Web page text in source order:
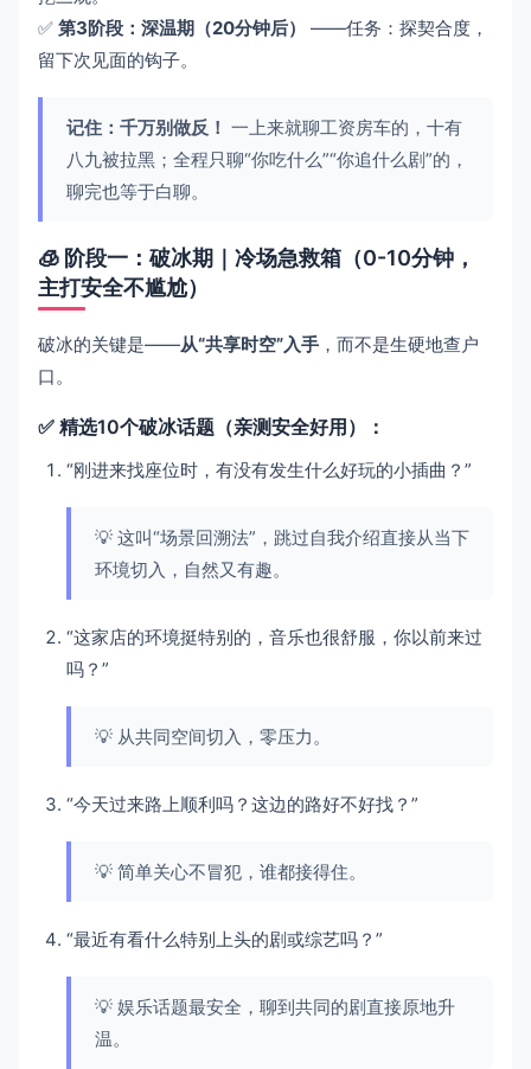
✅ 第3阶段：深温期（20分钟后）
——任务：探契合度，
留下次见面的钩子。
记住：千万别做反！ 一上来就聊工资房车的，十有
八九被拉黑；全程只聊“你吃什么”“你追什么剧”的，
聊完也等于白聊。
🧊 阶段一：破冰期｜冷场急救箱（0-10分钟，
主打安全不尴尬）
破冰的关键是——从“共享时空”入手 ，而不是生硬地查户
口。
✅ 精选10个破冰话题（亲测安全好用）：
“刚进来找座位时，有没有发生什么好玩的小插曲？”
💡 这叫“场景回溯法”，跳过自我介绍直接从当下
环境切入，自然又有趣。
“这家店的环境挺特别的，音乐也很舒服，你以前来过
吗？”
💡 从共同空间切入，零压力。
“今天过来路上顺利吗？这边的路好不好找？”
💡 简单关心不冒犯，谁都接得住。
“最近有看什么特别上头的剧或综艺吗？”
💡 娱乐话题最安全，聊到共同的剧直接原地升
温。